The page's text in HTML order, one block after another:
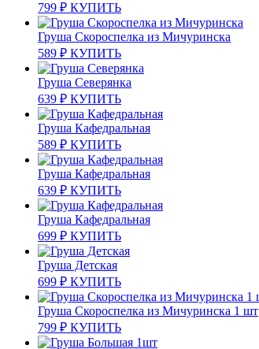
799 ₽ КУПИТЬ
Груша Скороспелка из Мичуринска
589 ₽ КУПИТЬ
Груша Северянка
639 ₽ КУПИТЬ
Груша Кафедральная
589 ₽ КУПИТЬ
Груша Кафедральная
639 ₽ КУПИТЬ
Груша Кафедральная
699 ₽ КУПИТЬ
Груша Детская
699 ₽ КУПИТЬ
Груша Скороспелка из Мичуринска 1 шт
799 ₽ КУПИТЬ